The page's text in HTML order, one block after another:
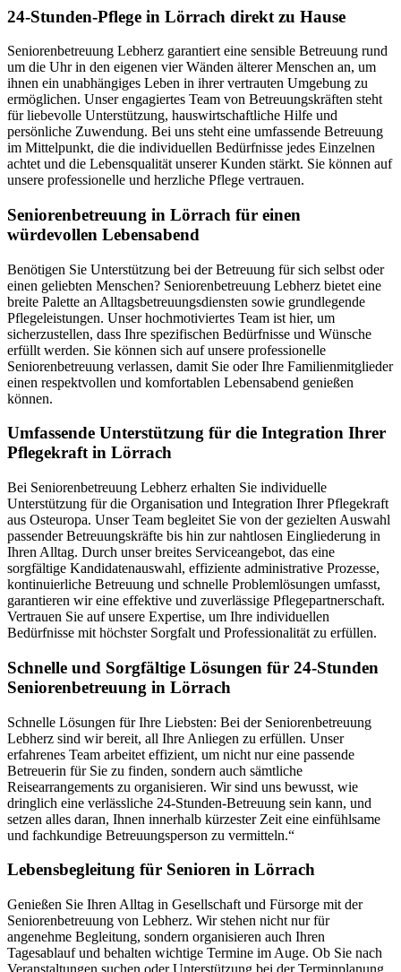
24-Stunden-Pflege in Lörrach direkt zu Hause
Seniorenbetreuung Lebherz garantiert eine sensible Betreuung rund
um die Uhr in den eigenen vier Wänden älterer Menschen an, um
ihnen ein unabhängiges Leben in ihrer vertrauten Umgebung zu
ermöglichen. Unser engagiertes Team von Betreuungskräften steht
für liebevolle Unterstützung, hauswirtschaftliche Hilfe und
persönliche Zuwendung. Bei uns steht eine umfassende Betreuung
im Mittelpunkt, die die individuellen Bedürfnisse jedes Einzelnen
achtet und die Lebensqualität unserer Kunden stärkt. Sie können auf
unsere professionelle und herzliche Pflege vertrauen.
Senioren­betreuung in Lörrach für einen
würdevollen Lebensabend
Benötigen Sie Unterstützung bei der Betreuung für sich selbst oder
einen geliebten Menschen? Seniorenbetreuung Lebherz bietet eine
breite Palette an Alltagsbetreuungsdiensten sowie grundlegende
Pflegeleistungen. Unser hochmotiviertes Team ist hier, um
sicherzustellen, dass Ihre spezifischen Bedürfnisse und Wünsche
erfüllt werden. Sie können sich auf unsere professionelle
Seniorenbetreuung verlassen, damit Sie oder Ihre Familienmitglieder
einen respektvollen und komfortablen Lebensabend genießen
können.
Umfassende Unterstützung für die Integration Ihrer
Pflegekraft in Lörrach
Bei Seniorenbetreuung Lebherz erhalten Sie individuelle
Unterstützung für die Organisation und Integration Ihrer Pflegekraft
aus Osteuropa. Unser Team begleitet Sie von der gezielten Auswahl
passender Betreuungskräfte bis hin zur nahtlosen Eingliederung in
Ihren Alltag. Durch unser breites Serviceangebot, das eine
sorgfältige Kandidatenauswahl, effiziente administrative Prozesse,
kontinuierliche Betreuung und schnelle Problemlösungen umfasst,
garantieren wir eine effektive und zuverlässige Pflegepartnerschaft.
Vertrauen Sie auf unsere Expertise, um Ihre individuellen
Bedürfnisse mit höchster Sorgfalt und Professionalität zu erfüllen.
Schnelle und Sorgfältige Lösungen für 24-Stunden
Seniorenbetreuung in Lörrach
Schnelle Lösungen für Ihre Liebsten: Bei der Seniorenbetreuung
Lebherz sind wir bereit, all Ihre Anliegen zu erfüllen. Unser
erfahrenes Team arbeitet effizient, um nicht nur eine passende
Betreuerin für Sie zu finden, sondern auch sämtliche
Reisearrangements zu organisieren. Wir sind uns bewusst, wie
dringlich eine verlässliche 24-Stunden-Betreuung sein kann, und
setzen alles daran, Ihnen innerhalb kürzester Zeit eine einfühlsame
und fachkundige Betreuungsperson zu vermitteln.“
Lebensbegleitung für Senioren in Lörrach
Genießen Sie Ihren Alltag in Gesellschaft und Fürsorge mit der
Seniorenbetreuung von Lebherz. Wir stehen nicht nur für
angenehme Begleitung, sondern organisieren auch Ihren
Tagesablauf und behalten wichtige Termine im Auge. Ob Sie nach
Veranstaltungen suchen oder Unterstützung bei der Terminplanung